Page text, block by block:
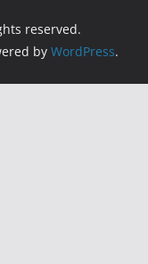
reserved.
by WordPress.